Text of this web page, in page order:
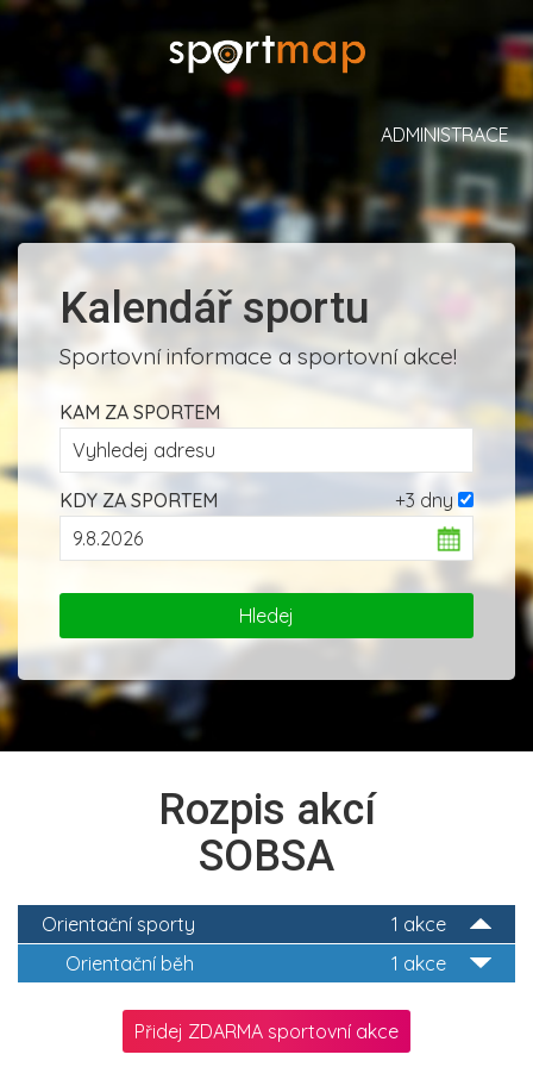
ADMINISTRACE
Kalendář sportu
Sportovní informace a sportovní akce!
KAM ZA SPORTEM
+3 dny
KDY ZA SPORTEM
Rozpis akcí
SOBSA
1 akce
Orientační sporty
1 akce
Orientační běh
Přidej ZDARMA sportovní akce